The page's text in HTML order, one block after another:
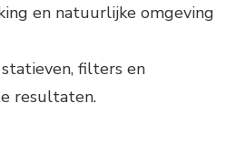
en natuurlijke omgeving
filters en
resultaten.